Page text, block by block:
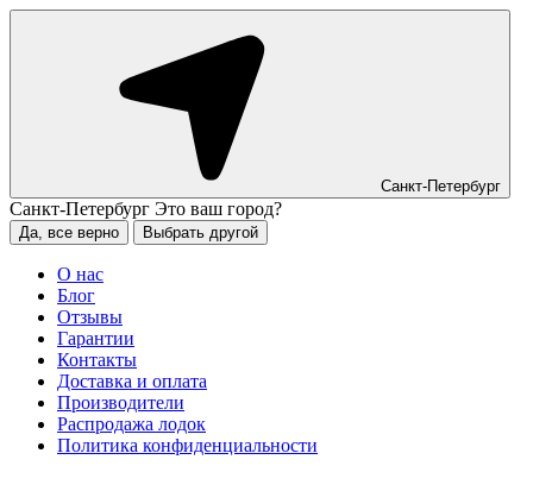
Санкт-Петербург
Санкт-Петербург Это ваш город?
Да, все верно Выбрать другой
О нас
Блог
Отзывы
Гарантии
Контакты
Доставка и оплата
Производители
Распродажа лодок
Политика конфиденциальности